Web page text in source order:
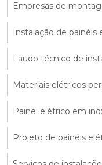
Empresas de
Instalação de
Laudo técnico de
Materiais elétricos
Painel elétrico em
Projeto de painéis